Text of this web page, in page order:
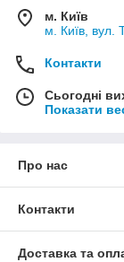
м. Київ
м. Київ, вул.
Контакти
Сьогодні
Показати
Про нас
Контакти
Доставка та